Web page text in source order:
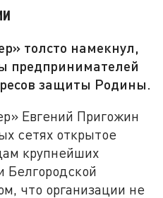
толсто намекнул,
предпринимателей
защиты Родины.
Евгений Пригожин
сетях открытое
крупнейших
Белгородской
что организации не